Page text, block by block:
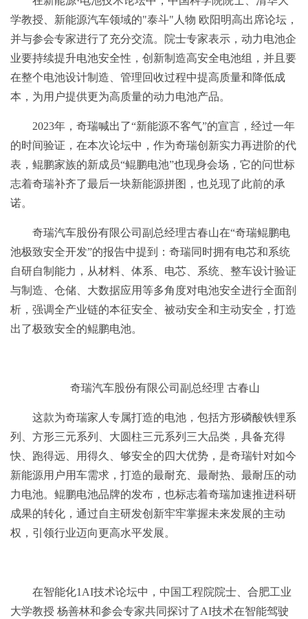
学教授、新能源汽车领域的"泰斗"人物 欧阳明高出席论坛，
并与参会专家进行了充分交流。院士专家表示，动力电池企
业要持续提升电池安全性，创新制造高安全电池组，并且要
在整个电池设计制造、管理回收过程中提高质量和降低成
本，为用户提供更为高质量的动力电池产品。
2023年，奇瑞喊出了“新能源不客气”的宣言，经过一年
的时间验证，在本次论坛中，作为奇瑞创新实力再进阶的代
表，鲲鹏家族的新成员“鲲鹏电池”也现身会场，它的问世标
志着奇瑞补齐了最后一块新能源拼图，也兑现了此前的承
诺。
奇瑞汽车股份有限公司副总经理古春山在“奇瑞鲲鹏电
池极致安全开发”的报告中提到：奇瑞同时拥有电芯和系统
自研自制能力，从材料、体系、电芯、系统、整车设计验证
与制造、仓储、大数据应用等多角度对电池安全进行全面剖
析，强调全产业链的本征安全、被动安全和主动安全，打造
出了极致安全的鲲鹏电池。
奇瑞汽车股份有限公司副总经理 古春山
这款为奇瑞家人专属打造的电池，包括方形磷酸铁锂系
列、方形三元系列、大圆柱三元系列三大品类，具备充得
快、跑得远、用得久、够安全的四大优势，是奇瑞针对如今
新能源用户用车需求，打造的最耐充、最耐热、最耐压的动
力电池。鲲鹏电池品牌的发布，也标志着奇瑞加速推进科研
成果的转化，通过自主研发创新牢牢掌握未来发展的主动
权，引领行业迈向更高水平发展。
在智能化1AI技术论坛中，中国工程院院士、合肥工业
大学教授 杨善林和参会专家共同探讨了AI技术在智能驾驶